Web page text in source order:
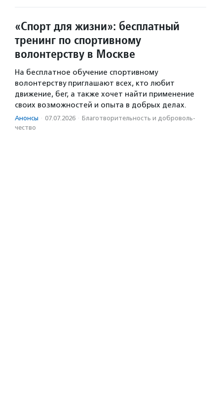
«Спорт для жизни»: бесплатный
тренинг по спортивному
волонтерству в Москве
На бесплатное обучение спортивному
волонтерству приглашают всех, кто любит
движение, бег, а также хочет найти применение
своих возможностей и опыта в добрых делах.
Анонсы · 07.07.2026 · Благотвори­тель­ность и доброволь­
чест­во